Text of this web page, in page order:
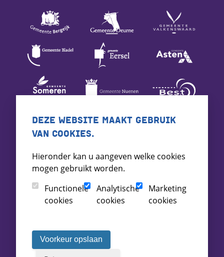
DEZE WEBSITE MAAKT GEBRUIK
VAN COOKIES.
Hieronder kan u aangeven welke cookies
mogen gebruikt worden.
Functionele
cookies
Analytische
cookies
Marketing
cookies
Voorkeur opslaan